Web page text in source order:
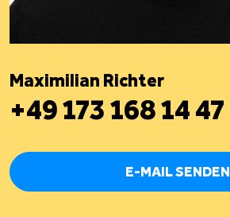
Maximilian Richter
+49 173 168 14 47
E-MAIL SENDEN